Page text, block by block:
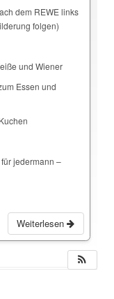
dem REWE links
folgen)
und Wiener
Essen und
jedermann –
Weiterlesen